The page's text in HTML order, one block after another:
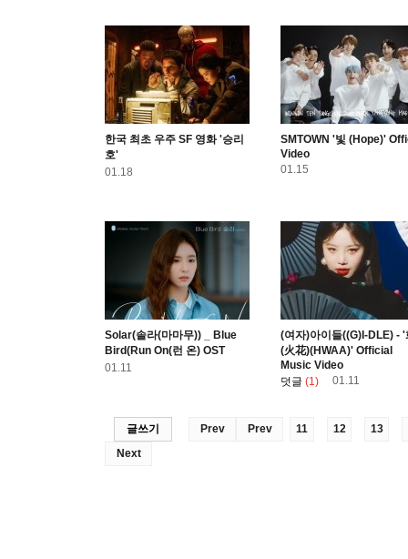
한국 최초 우주 SF 영화 '승리
호'
01.18
SMTOWN '빛 (Hope)'
Video
01.15
Solar(솔라(마마무)) _ Blue
Bird(Run On(런 온) OST
01.11
(여자)아이들((G)I-DLE) - '
(火花)(HWAA)' Official
Music Video
덧글 (1) 01.11
글쓰기 Prev Prev 11 12 13
Next